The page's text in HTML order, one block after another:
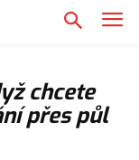
chcete
přes půl